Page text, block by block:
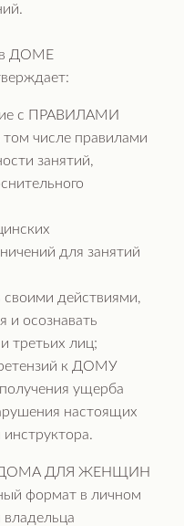
в ДОМЕ
с ПРАВИЛАМИ
числе правилами
занятий,
для занятий
действиями,
и осознавать
третьих лиц;
к ДОМУ
ущерба
настоящих
ДОМА ДЛЯ ЖЕНЩИН
формат в личном